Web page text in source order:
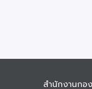
สำนักงานกอ